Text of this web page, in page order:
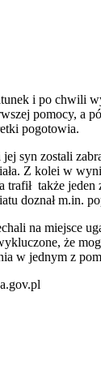
i po chwili
pomocy, a
pogotowia.
syn zostali
Z kolei w
trafił także jeden
doznał m.in.
na miejsce
że
w jednym z